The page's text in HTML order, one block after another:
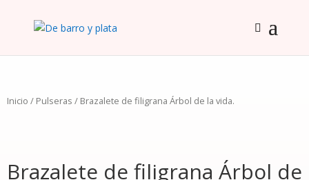
Inicio / Pulseras / Brazalete de filigrana Árbol de la vida.
Brazalete de filigrana Árbol de